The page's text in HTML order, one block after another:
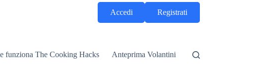
Accedi Registrati
funziona The Cooking Hacks Anteprima Volantini